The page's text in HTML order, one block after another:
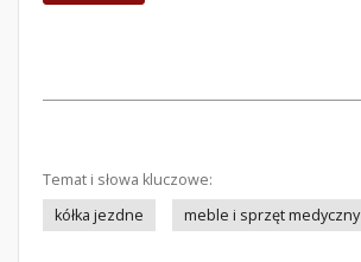
Temat i słowa kluczowe:
kółka jezdne
meble i sprzęt medyczny